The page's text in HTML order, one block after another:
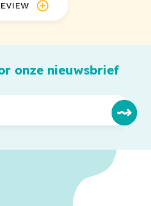
onze nieuwsbrief